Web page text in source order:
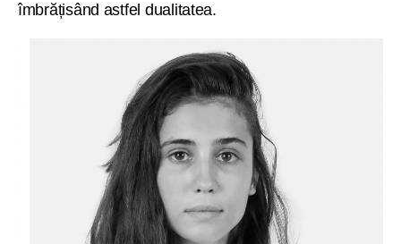
îmbrățisând astfel dualitatea.